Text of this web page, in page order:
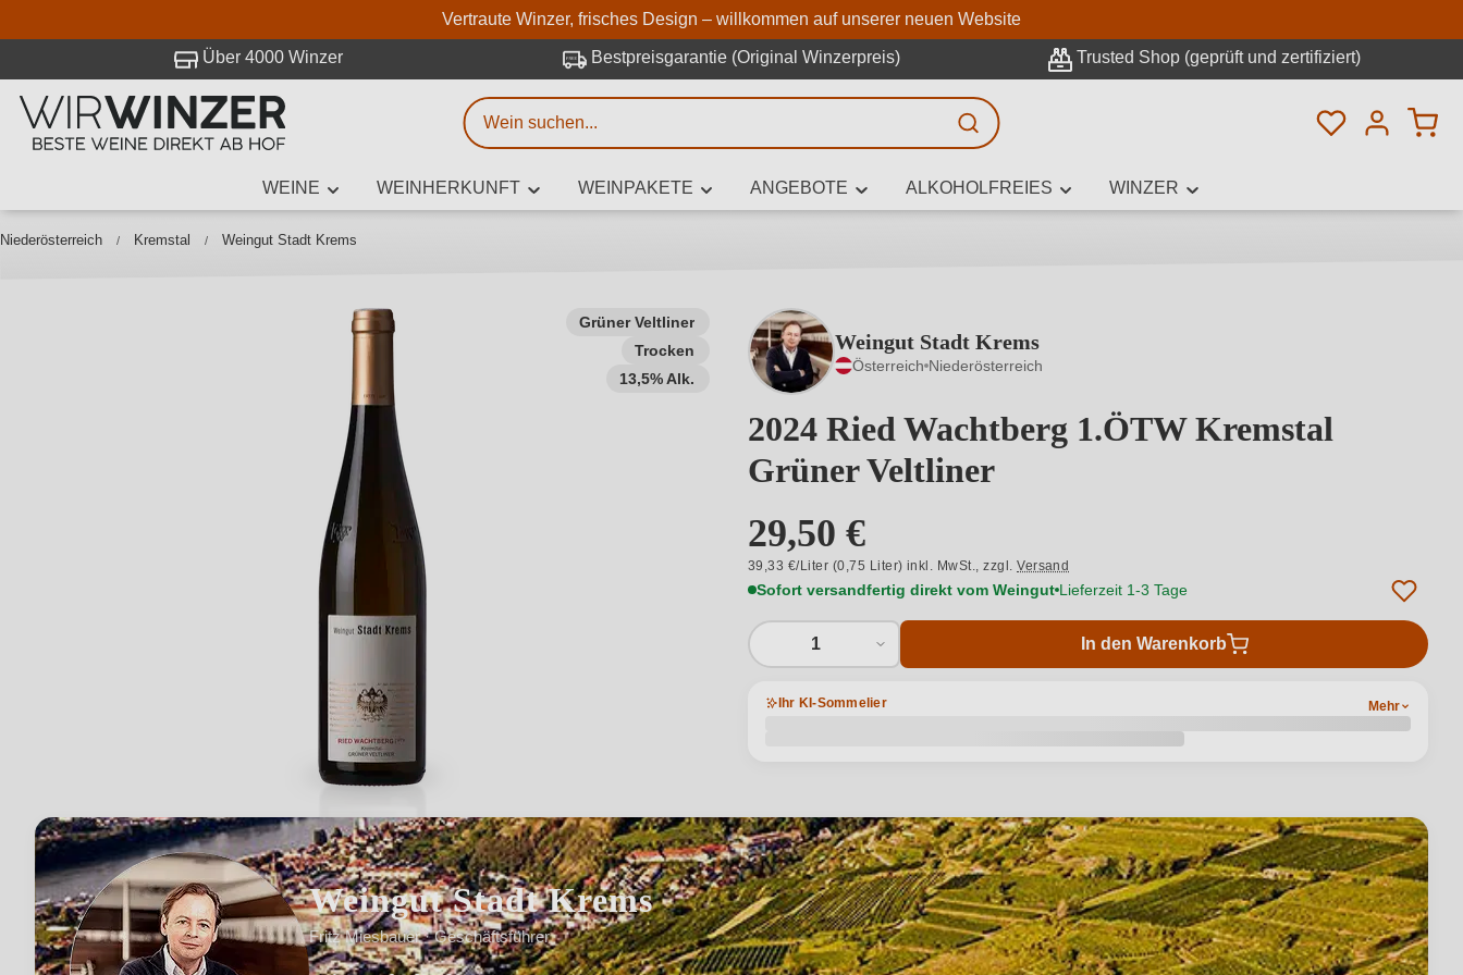
Zum Hauptinhalt springen
Zur Suche springen
Zur Hauptnavigation springen
Vertraute Winzer, frisches Design – willkommen auf unserer neuen Website
Über 4000 Winzer Bestpreisgarantie (Original Winzerpreis) Trusted Shop (geprüft und zertifiziert)
Du hast 0
WEINE WEINHERKUNFT WEINPAKETE ANGEBOTE ALKOHOLFREIES WINZER
Niederösterreich Kremstal Weingut Stadt Krems
Grüner Veltliner
Trocken
13,5% Alk.
Weingut Stadt Krems
Österreich Niederösterreich
2024 Ried Wachtberg 1.ÖTW Kremstal
Grüner Veltliner
29,50 €
39,33 €/Liter (0,75 Liter) inkl. MwSt.,zzgl.Versand
Sofort versandfertig direkt vom Weingut Lieferzeit 1-3 Tage
1 In den Warenkorb
Ihr KI-Sommelier Mehr
Weingut Stadt Krems
Fritz Miesbauer · Geschäftsführer
Weinsuche
Mindestens 3 Zeichen eingeben
Erweiterte Suche
Beschreiben Sie, welchen Wein Sie suchen – ob nach Geschmack, Anlass, Weinnamen,
Rebsorte, Region, Winzer oder anderen Kriterien.
bei WirWinzer.